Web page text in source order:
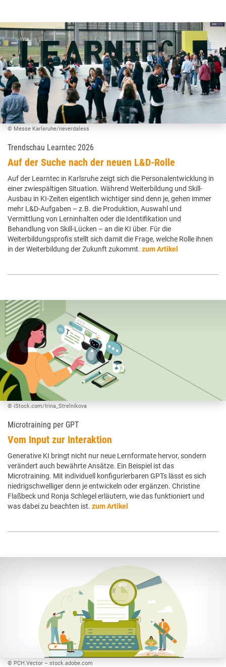
© Messe Karlsruhe/neverdaless
Trendschau Learntec 2026
Auf der Suche nach der neuen L&D-Rolle
Auf der Learntec in Karlsruhe zeigt sich die Personalentwicklung in
einer zwiespältigen Situation. Während Weiterbildung und Skill-
Ausbau in KI-Zeiten eigentlich wichtiger sind denn je, gehen immer
mehr L&D-Aufgaben – z.B. die Produktion, Auswahl und
Vermittlung von Lerninhalten oder die Identifikation und
Behandlung von Skill-Lücken – an die KI über. Für die
Weiterbildungsprofis stellt sich damit die Frage, welche Rolle ihnen
in der Weiterbildung der Zukunft zukommt. zum Artikel
© iStock.com/Irina_Strelnikova
Microtraining per GPT
Vom Input zur Interaktion
Generative KI bringt nicht nur neue Lernformate hervor, sondern
verändert auch bewährte Ansätze. Ein Beispiel ist das
Microtraining. Mit individuell konfigurierbaren GPTs lässt es sich
niedrigschwelliger denn je entwickeln oder ergänzen. Christine
Flaßbeck und Ronja Schlegel erläutern, wie das funktioniert und
was dabei zu beachten ist. zum Artikel
© PCH.Vector – stock.adobe.com